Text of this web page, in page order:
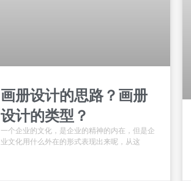
画册设计的思路？画册
设计的类型？
一个企业的文化，是企业的精神的内在，但是企
业文化用什么外在的形式表现出来呢，从这